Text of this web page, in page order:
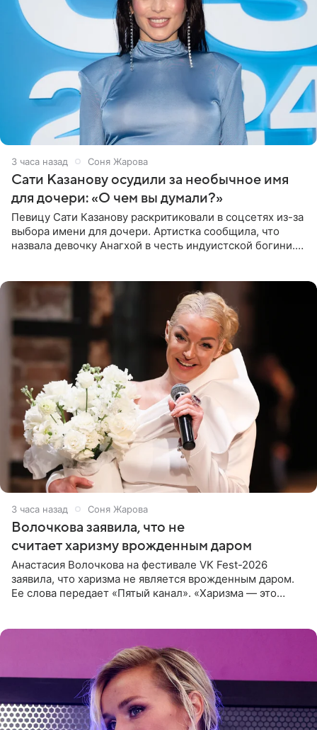
3 часа назад Соня Жарова
Сати Казанову осудили за необычное имя
для дочери: «О чем вы думали?»
Певицу Сати Казанову раскритиковали в соцсетях из-за
выбора имени для дочери. Артистка сообщила, что
назвала девочку Анагхой в честь индуистской богини.
3 часа назад Соня Жарова
Волочкова заявила, что не
считает харизму врожденным даром
Анастасия Волочкова на фестивале VK Fest-2026
заявила, что харизма не является врожденным даром.
Ее слова передает «Пятый канал». «Харизма — это